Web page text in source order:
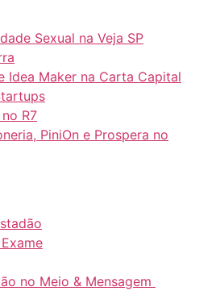
Sexual na Veja SP
Idea Maker na Carta Capital
R7
PiniOn e Prospera no
no Meio & Mensagem